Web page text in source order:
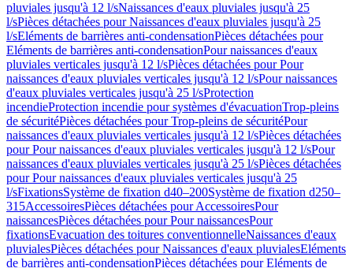
pluviales jusqu'à 12 l/sNaissances d'eaux pluviales jusqu'à 25
l/sPièces détachées pour Naissances d'eaux pluviales jusqu'à 25
l/sEléments de barrières anti-condensationPièces détachées pour
Eléments de barrières anti-condensationPour naissances d'eaux
pluviales verticales jusqu'à 12 l/sPièces détachées pour Pour
naissances d'eaux pluviales verticales jusqu'à 12 l/sPour naissances
d'eaux pluviales verticales jusqu'à 25 l/sProtection
incendieProtection incendie pour systèmes d'évacuationTrop-pleins
de sécuritéPièces détachées pour Trop-pleins de sécuritéPour
naissances d'eaux pluviales verticales jusqu'à 12 l/sPièces détachées
pour Pour naissances d'eaux pluviales verticales jusqu'à 12 l/sPour
naissances d'eaux pluviales verticales jusqu'à 25 l/sPièces détachées
pour Pour naissances d'eaux pluviales verticales jusqu'à 25
l/sFixationsSystème de fixation d40–200Système de fixation d250–
315AccessoiresPièces détachées pour AccessoiresPour
naissancesPièces détachées pour Pour naissancesPour
fixationsEvacuation des toitures conventionnelleNaissances d'eaux
pluvialesPièces détachées pour Naissances d'eaux pluvialesEléments
de barrières anti-condensationPièces détachées pour Eléments de